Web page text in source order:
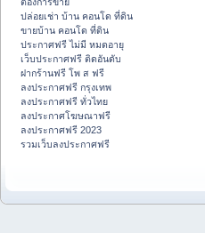
ปล่อยเช่า บ้าน คอนโด ที่ดิน
ขายบ้าน คอนโด ที่ดิน
ประกาศฟรี ไม่มี หมดอายุ
เว็บประกาศฟรี ติดอันดับ
ฝากร้านฟรี โพ ส ฟรี
ลงประกาศฟรี กรุงเทพ
ลงประกาศฟรี ทั่วไทย
ลงประกาศโฆษณาฟรี
ลงประกาศฟรี 2023
รวมเว็บลงประกาศฟรี